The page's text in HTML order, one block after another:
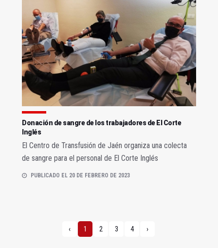
Donación de sangre de los trabajadores de El Corte
Inglés
El Centro de Transfusión de Jaén organiza una colecta
de sangre para el personal de El Corte Inglés
PUBLICADO EL 20 DE FEBRERO DE 2023
‹ 1 2 3 4 ›